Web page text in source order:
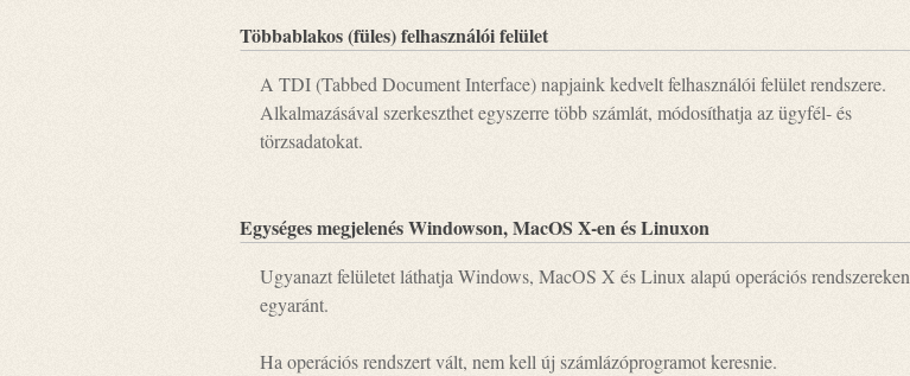
Többablakos (füles) felhasználói felület
A TDI (Tabbed Document Interface) napjaink kedvelt felhasználói felület rendszere.
Alkalmazásával szerkeszthet egyszerre több számlát, módosíthatja az ügyfél- és
törzsadatokat.
Egységes megjelenés Windowson, MacOS X-en és Linuxon
Ugyanazt felületet láthatja Windows, MacOS X és Linux alapú operációs rendszereken
egyaránt.
Ha operációs rendszert vált, nem kell új számlázóprogramot keresnie.